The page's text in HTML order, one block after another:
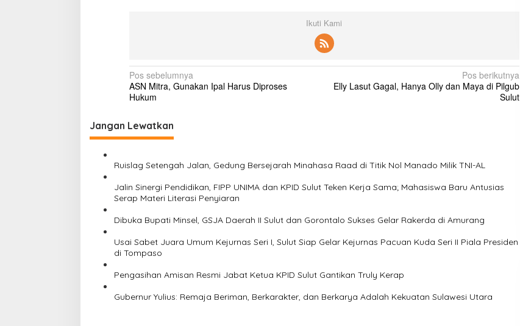
Ikuti Kami
N
a
i
g
a
s
i
p
s
Pos sebelumnya
ASN Mitra, Gunakan Ipal Harus Diproses
Hukum
Pos berikutnya
Elly Lasut Gagal, Hanya Olly dan Maya di Pilgub
Sulut
Jangan Lewatkan
Ruislag Setengah Jalan, Gedung Bersejarah Minahasa Raad di Titik Nol Manado Milik TNI-AL
Jalin Sinergi Pendidikan, FIPP UNIMA dan KPID Sulut Teken Kerja Sama; Mahasiswa Baru Antusias
Serap Materi Literasi Penyiaran
Dibuka Bupati Minsel, GSJA Daerah II Sulut dan Gorontalo Sukses Gelar Rakerda di Amurang
Usai Sabet Juara Umum Kejurnas Seri I, Sulut Siap Gelar Kejurnas Pacuan Kuda Seri II Piala Presiden
di Tompaso
Pengasihan Amisan Resmi Jabat Ketua KPID Sulut Gantikan Truly Kerap
Gubernur Yulius: Remaja Beriman, Berkarakter, dan Berkarya Adalah Kekuatan Sulawesi Utara